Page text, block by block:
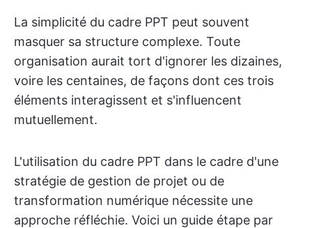
La simplicité du cadre PPT peut souvent
masquer sa structure complexe. Toute
organisation aurait tort d'ignorer les dizaines,
voire les centaines, de façons dont ces trois
éléments interagissent et s'influencent
mutuellement.
L'utilisation du cadre PPT dans le cadre d'une
stratégie de gestion de projet ou de
transformation numérique nécessite une
approche réfléchie. Voici un guide étape par